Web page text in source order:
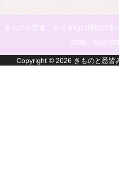
きものと悉皆 みなぎ山口県山口
2208
Copyright © 2026 きものと悉皆